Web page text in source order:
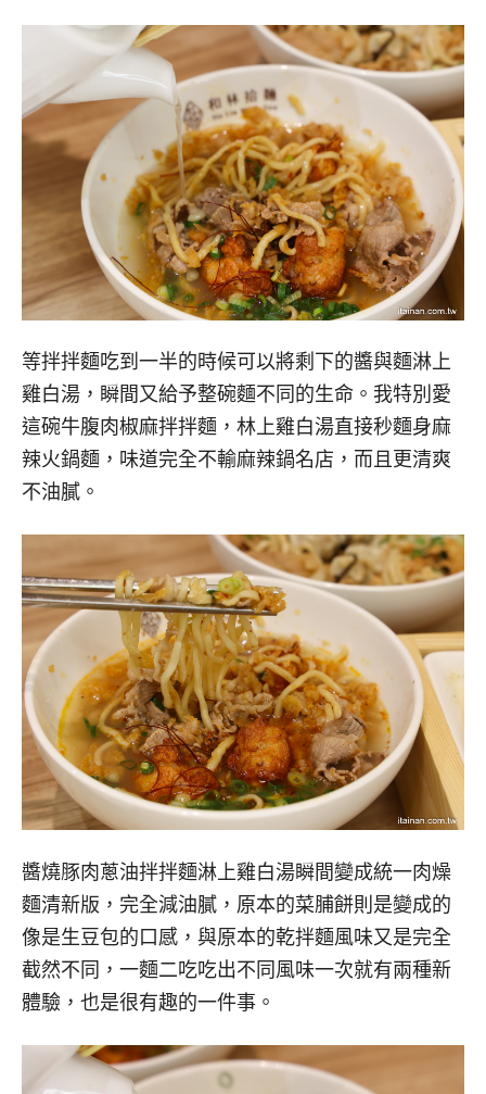
等拌拌麵吃到一半的時候可以將剩下的醬與麵淋上
雞白湯，瞬間又給予整碗麵不同的生命。我特別愛
這碗牛腹肉椒麻拌拌麵，林上雞白湯直接秒麵身麻
辣火鍋麵，味道完全不輸麻辣鍋名店，而且更清爽
不油膩。
醬燒豚肉蔥油拌拌麵淋上雞白湯瞬間變成統一肉燥
麵清新版，完全減油膩，原本的菜脯餅則是變成的
像是生豆包的口感，與原本的乾拌麵風味又是完全
截然不同，一麵二吃吃出不同風味一次就有兩種新
體驗，也是很有趣的一件事。